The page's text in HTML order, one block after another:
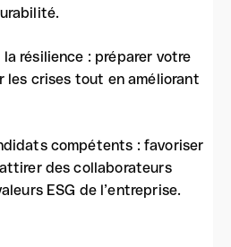
résilience : préparer votre
les crises tout en améliorant
compétents : favoriser
des collaborateurs
ESG de l’entreprise.